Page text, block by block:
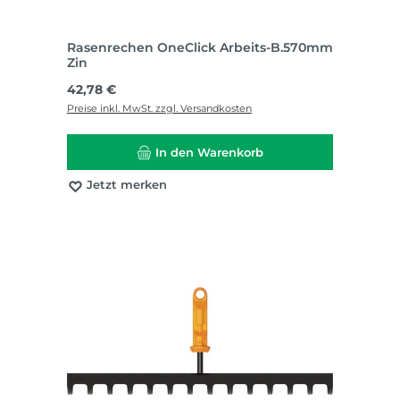
Rasenrechen OneClick Arbeits-B.570mm
Zin
Regulärer Preis:
42,78 €
Preise inkl. MwSt. zzgl. Versandkosten
In den Warenkorb
Jetzt merken